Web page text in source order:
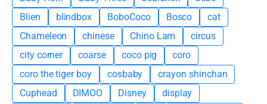
Blien
blindbox BoboCoco Bosco
cat
Chameleon
chinese Chino Lam
circus
city corner
coarse coco pig
coro
coro the tiger boy
cosbaby
crayon shinchan
Cuphead
DIMOO Disney display